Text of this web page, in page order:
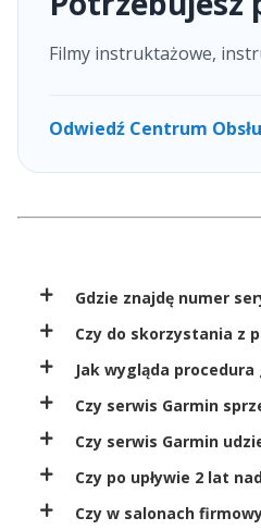
Filmy instruktażowe,
Odwiedź Centrum
Gdzie znajdę numer
Czy do skorzystania z
Jak wygląda procedura
Czy serwis Garmin
Czy serwis Garmin
Czy po upływie 2 lat
Czy w salonach